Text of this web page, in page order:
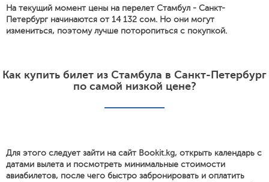
На текущий момент цены на перелет Стамбул - Санкт-
Петербург начинаются от 14 132 сом. Но они могут
измениться, поэтому лучше поторопиться с покупкой.
Как купить билет из Стамбула в Санкт-Петербург
по самой низкой цене?
Для этого следует зайти на сайт Bookit.kg, открыть календарь с
датами вылета и посмотреть минимальные стоимости
авиабилетов, после чего быстро забронировать и оплатить